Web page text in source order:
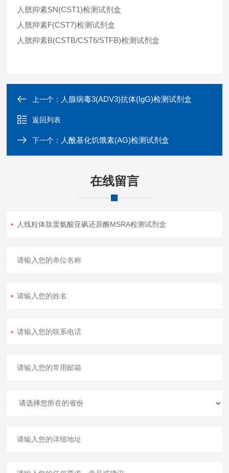
人胱抑素SN(CST1)检测试剂盒
人胱抑素F(CST7)检测试剂盒
人胱抑素B(CSTB/CST6/STFB)检测试剂盒
上一个： 人腺病毒3(ADV3)抗体(IgG)检测试剂盒
返回列表
下一个： 人酰基化饥饿素(AG)检测试剂盒
在线留言